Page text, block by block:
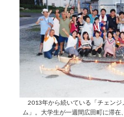
2013年から続いている「チェン
ム」。大学生が一週間広田町に滞在